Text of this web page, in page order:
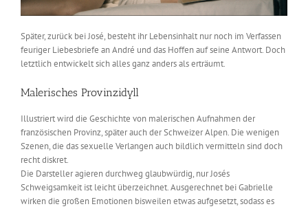
Später, zurück bei José, besteht ihr Lebensinhalt nur noch im Verfassen
feuriger Liebesbriefe an André und das Hoffen auf seine Antwort. Doch
letztlich entwickelt sich alles ganz anders als erträumt.
Malerisches Provinzidyll
Illustriert wird die Geschichte von malerischen Aufnahmen der
französischen Provinz, später auch der Schweizer Alpen. Die wenigen
Szenen, die das sexuelle Verlangen auch bildlich vermitteln sind doch
recht diskret.
Die Darsteller agieren durchweg glaubwürdig, nur Josés
Schweigsamkeit ist leicht überzeichnet. Ausgerechnet bei Gabrielle
wirken die großen Emotionen bisweilen etwas aufgesetzt, sodass es